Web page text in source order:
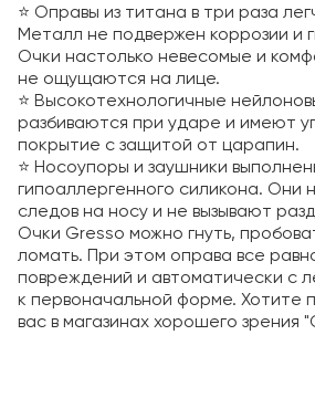
⭐ Оправы из титана в три раза
Металл не подвержен коррозии и
Очки настолько невесомые и
не ощущаются на лице.
⭐ Высокотехнологичные
разбиваются при ударе и имеют
покрытие с защитой от царапин.
⭐ Носоупоры и заушники
гипоаллергенного силикона. Они
следов на носу и не вызывают
Очки Gresso можно гнуть,
ломать. При этом оправа все
повреждений и автоматически с
к первоначальной форме. Хотите
вас в магазинах хорошего зрения